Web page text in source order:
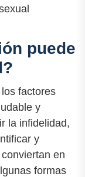
puede
factores
y
la infidelidad,
y
en
formas